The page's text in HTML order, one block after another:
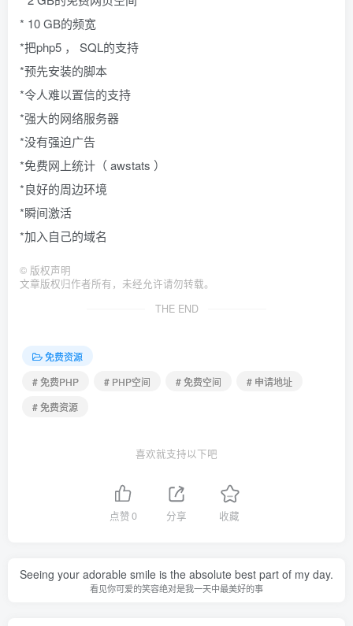
* 10 GB的频宽
*把php5 ， SQL的支持
*预先安装的脚本
*令人难以置信的支持
*强大的网络服务器
*没有强迫广告
*免费网上统计（ awstats ）
*良好的周边环境
*瞬间激活
*加入自己的域名
© 版权声明
文章版权归作者所有，未经允许请勿转载。
THE END
免费资源
# 免费PHP
# PHP空间 # 免费空间
# 申请地址
# 免费资源
喜欢就支持以下吧
点赞0 分享 收藏
Seeing your adorable smile is the absolute best part of my day.
看见你可爱的笑容绝对是我一天中最美好的事